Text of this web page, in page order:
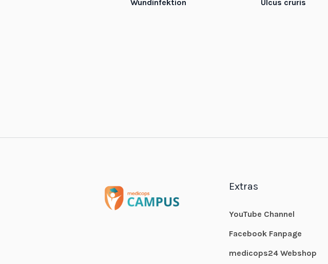
Wundinfektion Ulcus cruris
Extras
YouTube Channel
Facebook Fanpage
medicops24 Webshop